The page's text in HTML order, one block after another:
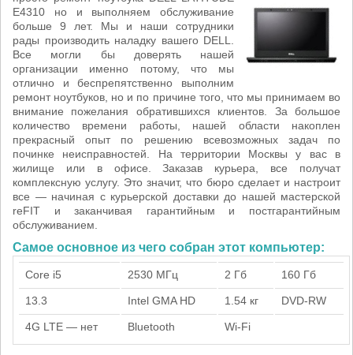
E4310 но и выполняем обслуживание
больше 9 лет. Мы и наши сотрудники
рады производить наладку вашего DELL.
Все могли бы доверять нашей
организации именно потому, что мы
отлично и беспрепятственно выполним
ремонт ноутбуков, но и по причине того, что мы принимаем во
внимание пожелания обратившихся клиентов. За большое
количество времени работы, нашей области накоплен
прекрасный опыт по решению всевозможных задач по
починке неисправностей. На территории Москвы у вас в
жилище или в офисе. Заказав курьера, все получат
комплексную услугу. Это значит, что бюро сделает и настроит
все — начиная с курьерской доставки до нашей мастерской
reFIT и заканчивая гарантийным и постгарантийным
обслуживанием.
Самое основное из чего собран этот компьютер:
Core i5 2530 МГц 2 Гб 160 Гб
13.3 Intel GMA HD 1.54 кг DVD-RW
4G LTE — нет Bluetooth Wi-Fi